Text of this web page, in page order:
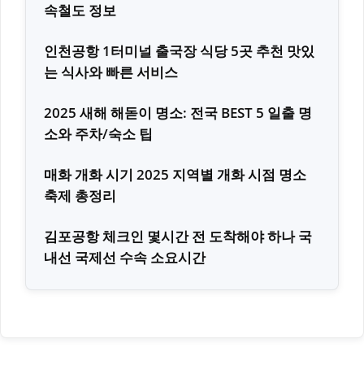
속철도 정보
인천공항 1터미널 출국장 식당 5곳 추천 맛있
는 식사와 빠른 서비스
2025 새해 해돋이 명소: 전국 BEST 5 일출 명
소와 주차/숙소 팁
매화 개화 시기 2025 지역별 개화 시점 명소
축제 총정리
김포공항 체크인 몇시간 전 도착해야 하나 국
내선 국제선 수속 소요시간